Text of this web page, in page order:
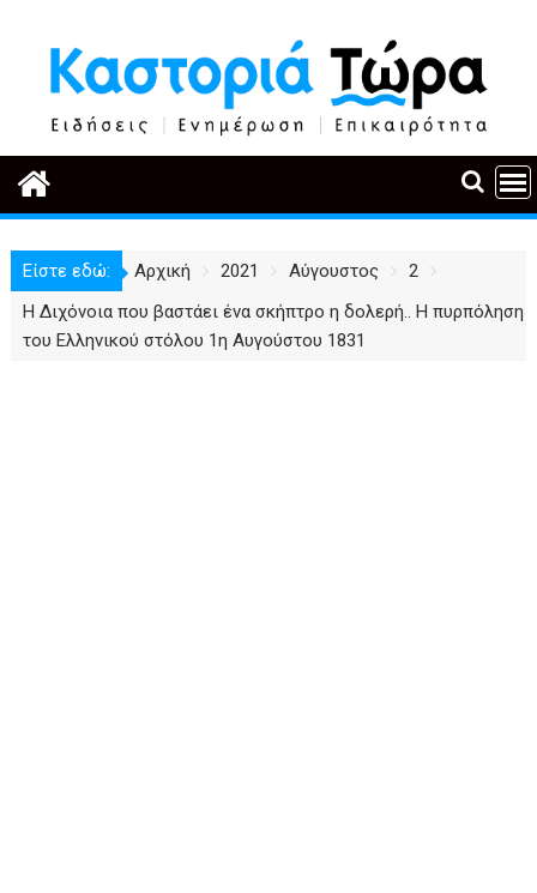
περιεχόμενο
Είστε εδώ: Αρχική 2021 Αύγουστος
2
Η Διχόνοια που βαστάει ένα σκήπτρο η δολερή.. Η πυρπόληση
του Ελληνικού στόλου 1η Αυγούστου 1831